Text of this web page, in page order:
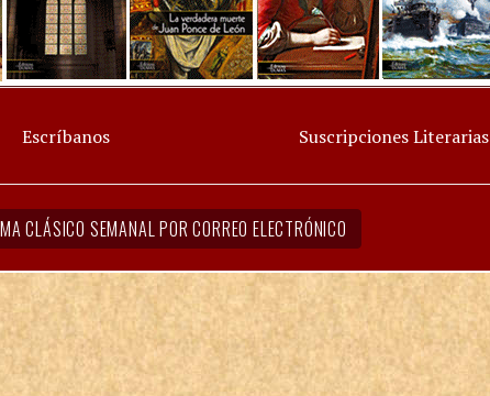
Escríbanos Suscripciones Literarias
CLÁSICO SEMANAL POR CORREO ELECTRÓNICO